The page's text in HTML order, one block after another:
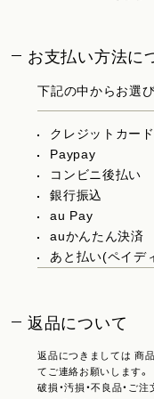
お支払い方法に
下記の中からお選
クレジットカー
Paypay
コンビニ後払い
銀行振込
au Pay
auかんたん決済
あと払い(ペイデ
返品について
返品につきましては 商
てご連絡お願いします。
破損・汚損・不良品・ご